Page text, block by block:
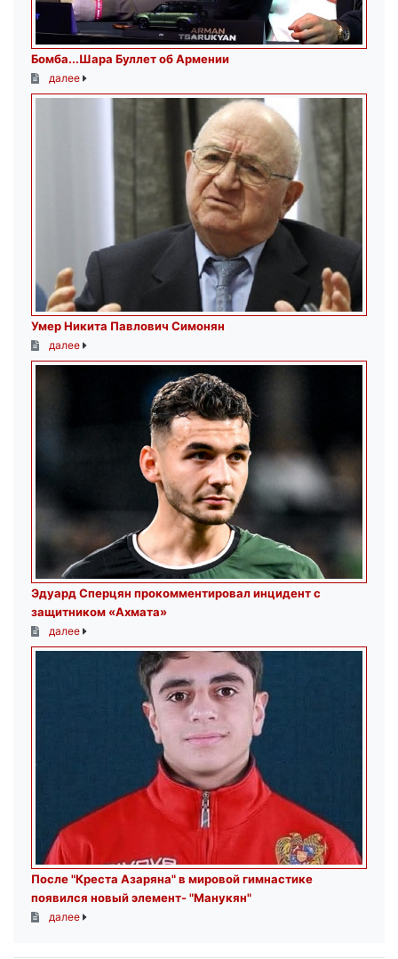
Бомба...Шара Буллет об Армении
далее
Умер Никита Павлович Симонян
далее
Эдуард Сперцян прокомментировал инцидент с
защитником «Ахмата»
далее
После "Креста Азаряна" в мировой гимнастике
появился новый элемент- "Манукян"
далее